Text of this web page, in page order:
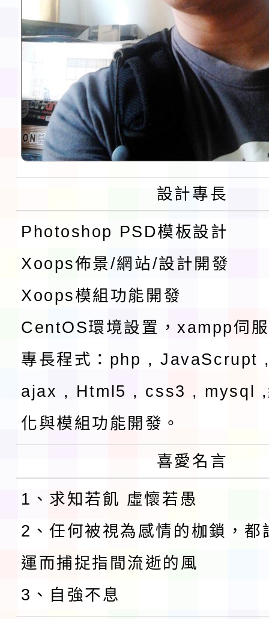
設計專長
Photoshop PSD模板設計
Xoops佈景/網站/設計開發
Xoops模組功能開發
CentOS環境設置，xampp伺
專長程式：php , JavaScrupt
ajax , Html5 , css3 , mysql ,
化與模組功能開發。
喜愛名言
1、求知若飢 虛懷若愚
2、任何被視為感情的枷鎖，都
運而捕捉指間流逝的風
3、自強不息